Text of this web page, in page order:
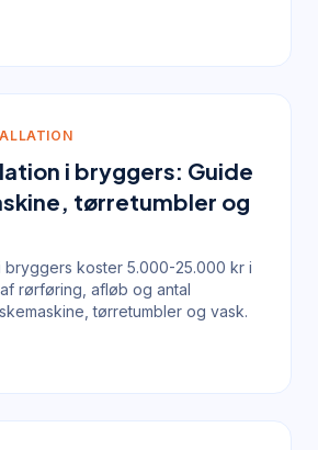
i bryggers: Guide
tørretumbler og
bryggers koster 5.000-25.000 kr i
rørføring, afløb og antal
tørretumbler og vask.